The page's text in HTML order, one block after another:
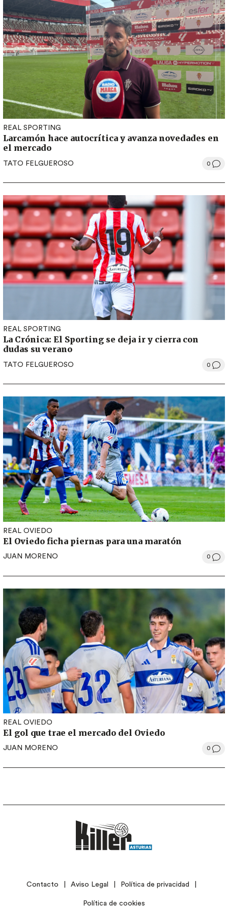
REAL SPORTING
Larcamón hace autocrítica y avanza novedades en
el mercado
TATO FELGUEROSO 0
REAL SPORTING
La Crónica: El Sporting se deja ir y cierra con
dudas su verano
TATO FELGUEROSO 0
REAL OVIEDO
El Oviedo ficha piernas para una maratón
JUAN MORENO 0
REAL OVIEDO
El gol que trae el mercado del Oviedo
JUAN MORENO 0
LEGALContacto Aviso Legal Política de privacidad
Política de cookies